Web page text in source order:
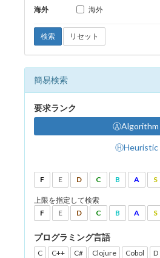
海外
海外
検索 リセット
簡易検索
要求ランク
ⒶAlgorithm
ⒽHeuristic
F E D C B A S
上限を指定して検索
F
E D C B A S
プログラミング言語
C C++ C# Clojure Cobol D